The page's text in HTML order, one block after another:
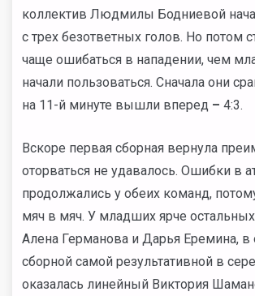
коллектив Людмилы Бодниевой
с трех безответных голов. Но потом
чаще ошибаться в нападении, чем
начали пользоваться. Сначала они
на 11-й минуте вышли вперед – 4:3.
Вскоре первая сборная вернула
оторваться не удавалось. Ошибки в
продолжались у обеих команд,
мяч в мяч. У младших ярче
Алена Германова и Дарья Еремина, в
сборной самой результативной в
оказалась линейный Виктория